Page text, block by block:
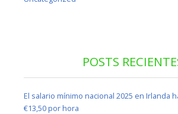
POSTS
El salario mínimo nacional 2025 en Irlanda
€13,50 por hora